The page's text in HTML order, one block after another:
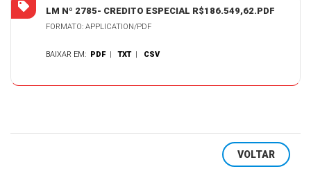
LM Nº 2785- CREDITO ESPECIAL R$186.549,62.PDF
FORMATO: APPLICATION/PDF
BAIXAR EM: PDF |TXT | CSV
VOLTAR